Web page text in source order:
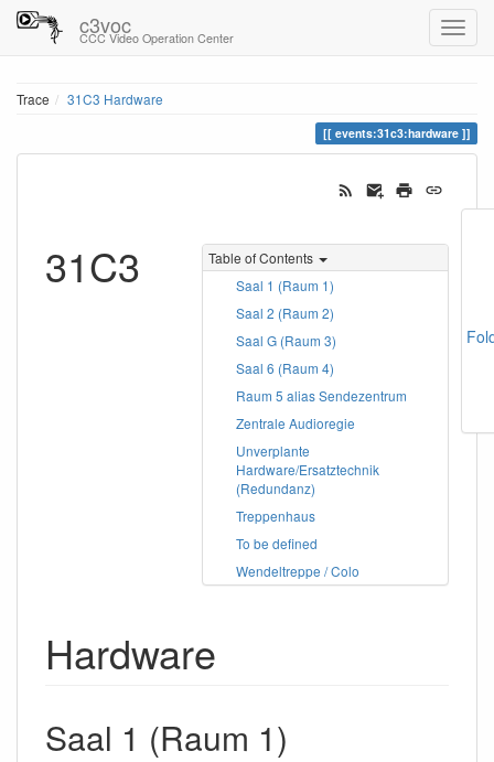
c3voc
CCC Video Operation Center
Trace 31C3 Hardware
events:31c3:hardware
Table of Contents
Saal 1 (Raum 1)
Saal 2 (Raum 2)
Saal G (Raum 3)
Saal 6 (Raum 4)
Raum 5 alias Sendezentrum
Zentrale Audioregie
Unverplante
Hardware/Ersatztechnik
(Redundanz)
Treppenhaus
To be defined
Wendeltreppe / Colo
31C3
Hardware
Saal 1 (Raum 1)